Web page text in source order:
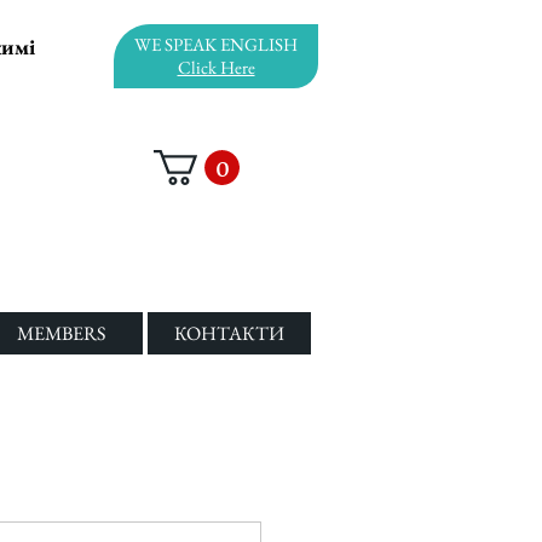
WE SPEAK ENGLISH
Click Here
0
MEMBERS КОНТАКТИ